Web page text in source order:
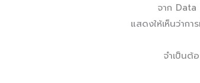
จาก
แสดงให้เห็นว่าก
จำเป็นต้